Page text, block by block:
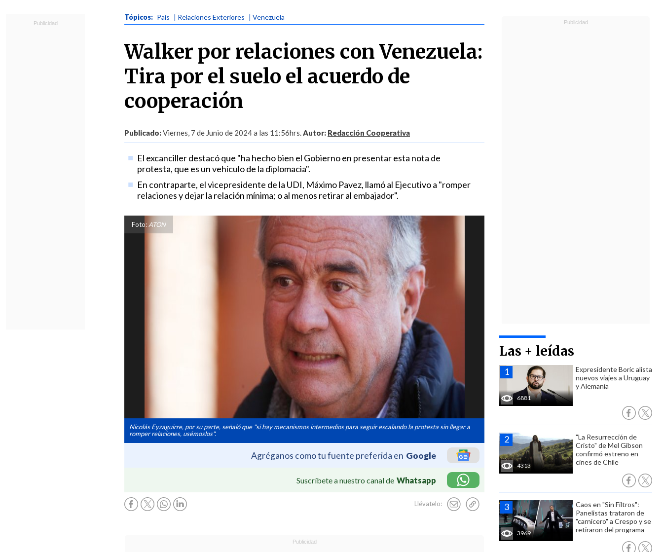
Tópicos: País | Relaciones Exteriores | Venezuela
Walker por relaciones con Venezuela:
Tira por el suelo el acuerdo de
cooperación
Publicado:Viernes, 7 de Junio de 2024 a las 11:56hrs.Autor: Redacción Cooperativa
El excanciller destacó que "ha hecho bien el Gobierno en presentar esta nota de
protesta, que es un vehículo de la diplomacia".
En contraparte, el vicepresidente de la UDI, Máximo Pavez, llamó al Ejecutivo a "romper
relaciones y dejar la relación mínima; o al menos retirar al embajador".
Foto: ATON
Nicolás Eyzaguirre, por su parte, señaló que "si hay mecanismos intermedios para seguir escalando la protesta sin llegar a
romper relaciones, usémoslos".
Agréganos como tu fuente preferida en Google
Suscríbete a nuestro canal de Whatsapp
Llévatelo:
Las + leídas
6881
Expresidente Boric alista
nuevos viajes a Uruguay
y Alemania
4313
"La Resurrección de
Cristo" de Mel Gibson
confirmó estreno en
cines de Chile
3969
Caos en "Sin Filtros":
Panelistas trataron de
"carnicero" a Crespo y se
retiraron del programa